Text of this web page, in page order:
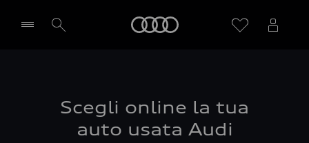
Scegli online la tua
auto usata Audi